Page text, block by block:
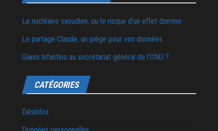
Le nucléaire saoudien, ou le risque d’un effet domino
Le partage Claude, un piège pour vos données
Gianni Infantino au secrétariat général de l’ONU ?
CATÉGORIES
Désinfox